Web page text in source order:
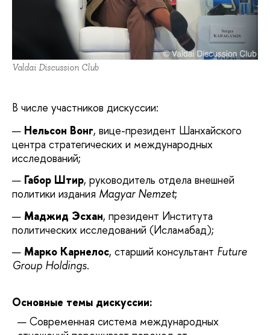
Valdai Discussion Club
В числе участников дискуссии:
Нельсон Вонг, вице-президент Шанхайского
центра стратегических и международных
исследований;
Габор Штир, руководитель отдела внешней
политики издания Magyar Nemzet;
Маджид Эсхан, президент Института
политических исследований (Исламабад);
Марко Карнелос, старший консультант Future
Group Holdings.
Основные темы дискуссии:
Современная система международных